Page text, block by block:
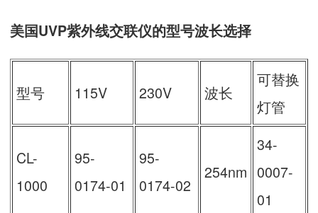
美国UVP紫外线交联仪的型号波长选择
型号 115V 230V 波长
可替换
灯管
CL-
1000
95-
0174-01
95-
0174-02
254nm
34-
0007-
01